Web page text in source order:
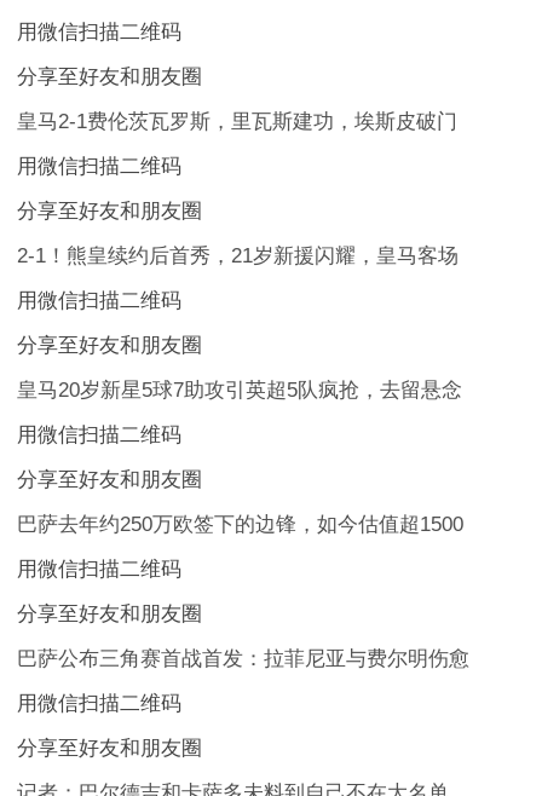
用微信扫描二维码
分享至好友和朋友圈
皇马2-1费伦茨瓦罗斯，里瓦斯建功，埃斯皮破门
用微信扫描二维码
分享至好友和朋友圈
2-1！熊皇续约后首秀，21岁新援闪耀，皇马客场
用微信扫描二维码
分享至好友和朋友圈
皇马20岁新星5球7助攻引英超5队疯抢，去留悬念
用微信扫描二维码
分享至好友和朋友圈
巴萨去年约250万欧签下的边锋，如今估值超1500
用微信扫描二维码
分享至好友和朋友圈
巴萨公布三角赛首战首发：拉菲尼亚与费尔明伤愈
用微信扫描二维码
分享至好友和朋友圈